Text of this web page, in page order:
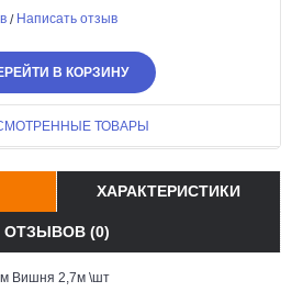
/ Написать отзыв
В КОРЗИНУ
ТОВАРЫ
ХАРАКТЕРИСТИКИ
ОТЗЫВОВ (0)
Вишня 2,7м \шт